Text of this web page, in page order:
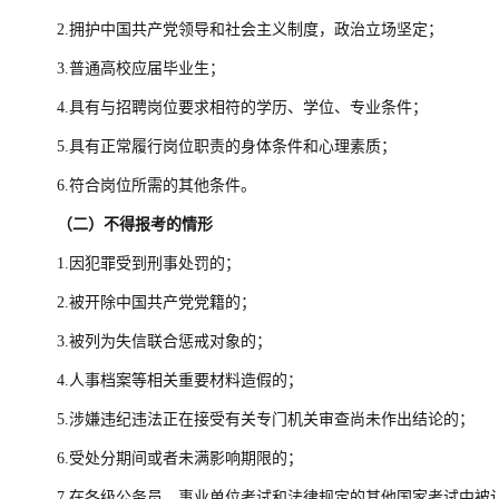
2.拥护中国共产党领导和社会主义制度，政治立场坚定；
3.普通高校应届毕业生；
4.具有与招聘岗位要求相符的学历、学位、专业条件；
5.具有正常履行岗位职责的身体条件和心理素质；
6.符合岗位所需的其他条件。
（二）不得报考的情形
1.因犯罪受到刑事处罚的；
2.被开除中国共产党党籍的；
3.被列为失信联合惩戒对象的；
4.人事档案等相关重要材料造假的；
5.涉嫌违纪违法正在接受有关专门机关审查尚未作出结论的；
6.受处分期间或者未满影响期限的；